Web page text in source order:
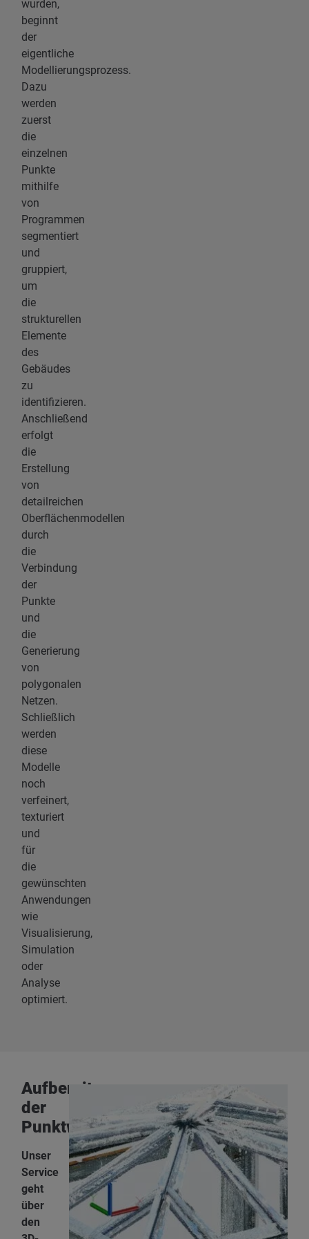
wurden,
beginnt
der
eigentliche
Modellierungsprozess.
Dazu
werden
zuerst
die
einzelnen
Punkte
mithilfe
von
Programmen
segmentiert
und
gruppiert,
um
die
strukturellen
Elemente
des
Gebäudes
zu
identifizieren.
Anschließend
erfolgt
die
Erstellung
von
detailreichen
Oberflächenmodellen
durch
die
Verbindung
der
Punkte
und
die
Generierung
von
polygonalen
Netzen.
Schließlich
werden
diese
Modelle
noch
verfeinert,
texturiert
und
für
die
gewünschten
Anwendungen
wie
Visualisierung,
Simulation
oder
Analyse
optimiert.
Aufbereitung
der
Punktwolke
Unser
Service
geht
über
den